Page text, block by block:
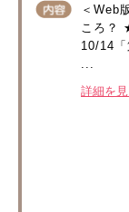
＜Web
ころ？
10/14
...
詳細を